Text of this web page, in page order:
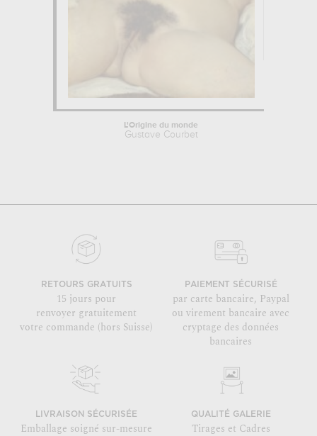
L'Origine du monde
Gustave Courbet
RETOURS GRATUITS
15 jours pour
renvoyer gratuitement
votre commande (hors Suisse)
PAIEMENT SÉCURISÉ
par carte bancaire, Paypal
ou virement bancaire avec
cryptage des données
bancaires
LIVRAISON SÉCURISÉE
Emballage soigné sur-mesure
QUALITÉ GALERIE
Tirages et Cadres